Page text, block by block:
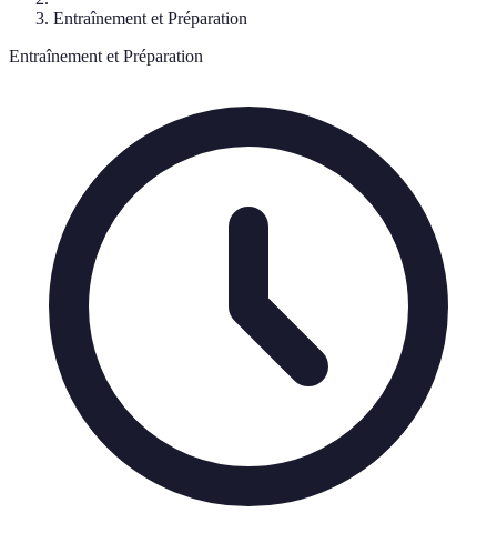
Entraînement et Préparation
Entraînement et Préparation